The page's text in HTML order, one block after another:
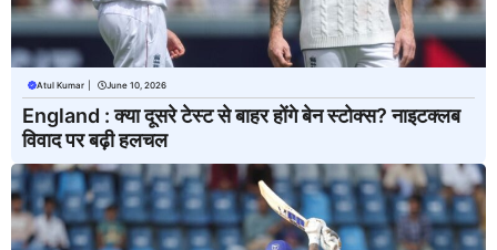
Atul Kumar June 10, 2026
England : क्या दूसरे टेस्ट से बाहर होंगे बेन स्टोक्स? नाइटक्लब
विवाद पर बढ़ी हलचल